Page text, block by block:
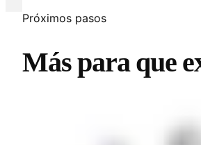
Próximos pasos
Más para que